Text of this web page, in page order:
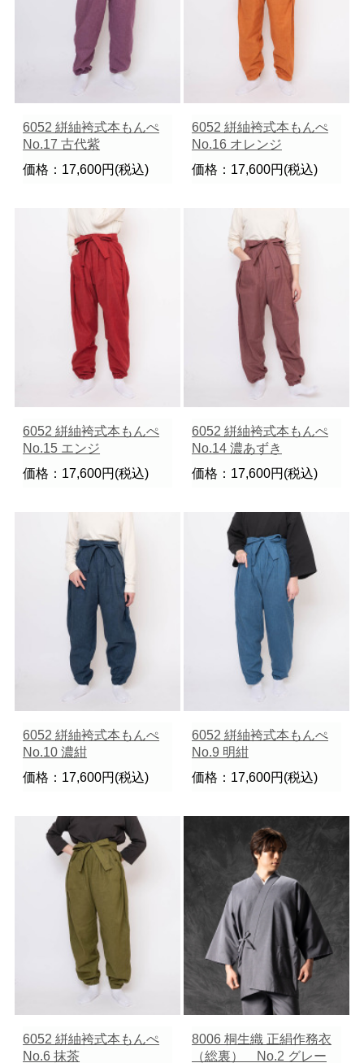
6052 絣紬袴式本もんぺ
No.17 古代紫
価格：17,600円(税込)
6052 絣紬袴式本もんぺ
No.16 オレンジ
価格：17,600円(税込)
6052 絣紬袴式本もんぺ
No.15 エンジ
価格：17,600円(税込)
6052 絣紬袴式本もんぺ
No.14 濃あずき
価格：17,600円(税込)
6052 絣紬袴式本もんぺ
No.10 濃紺
価格：17,600円(税込)
6052 絣紬袴式本もんぺ
No.9 明紺
価格：17,600円(税込)
6052 絣紬袴式本もんぺ
No.6 抹茶
8006 桐生織 正絹作務衣
（総裏） No.2 グレー